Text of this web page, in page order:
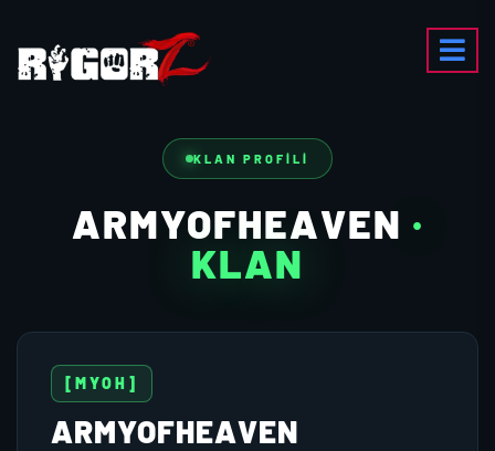
KLAN PROFILI
ARMYOFHEAVEN ·
KLAN
[MYOH]
ARMYOFHEAVEN